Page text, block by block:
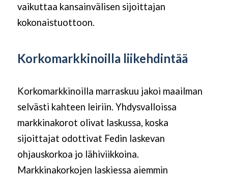
vaikuttaa kansainvälisen sijoittajan
kokonaistuottoon.
Korkomarkkinoilla liikehdintää
Korkomarkkinoilla marraskuu jakoi maailman
selvästi kahteen leiriin. Yhdysvalloissa
markkinakorot olivat laskussa, koska
sijoittajat odottivat Fedin laskevan
ohjauskorkoa jo lähiviikkoina.
Markkinakorkojen laskiessa aiemmin